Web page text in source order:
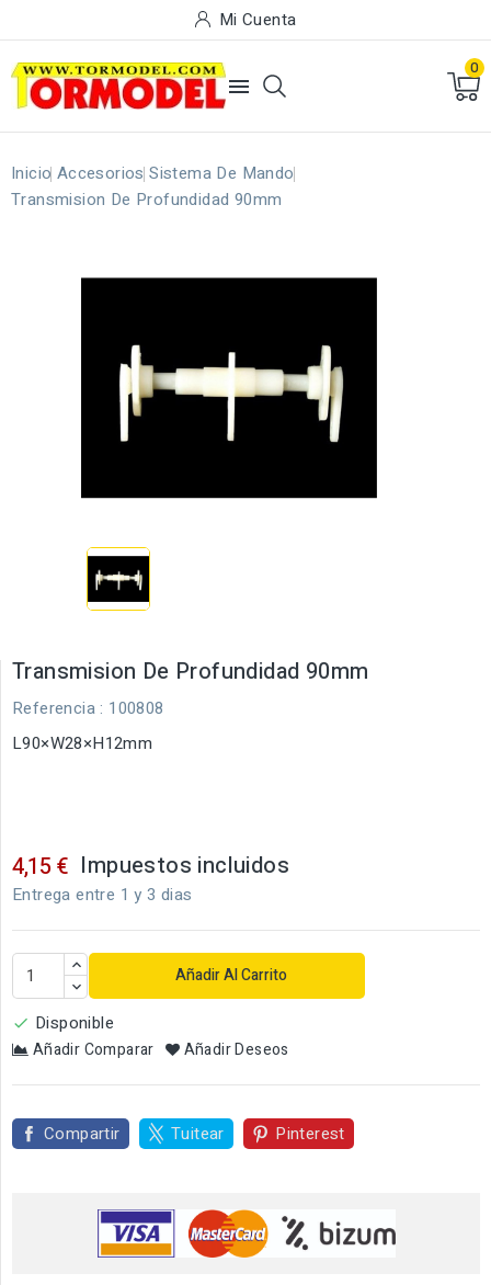
Mi Cuenta

0
Inicio Accesorios Sistema De Mando
Transmision De Profundidad 90mm
Transmision De Profundidad 90mm
Referencia : 100808
L90×W28×H12mm
4,15 € Impuestos incluidos
Entrega entre 1 y 3 dias
Añadir Al Carrito
 Disponible
Añadir Comparar Añadir Deseos
Compartir Tuitear Pinterest